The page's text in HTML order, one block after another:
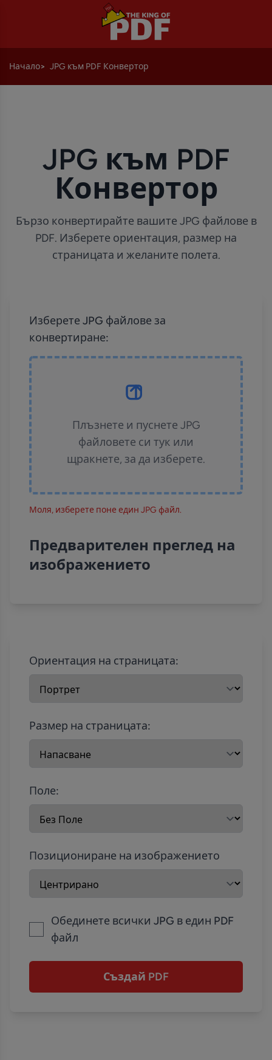
Начало JPG към PDF Конвертор
JPG към PDF
Конвертор
Бързо конвертирайте вашите JPG файлове в
PDF. Изберете ориентация, размер на
страницата и желаните полета.
Изберете JPG файлове за
конвертиране:
Плъзнете и пуснете JPG
файловете си тук или
щракнете, за да изберете.
Моля, изберете поне един JPG файл.
Предварителен преглед на
изображението
Ориентация на страницата:
Размер на страницата:
Поле:
Позициониране на изображението
Обединете всички JPG в един PDF
файл
Създай PDF